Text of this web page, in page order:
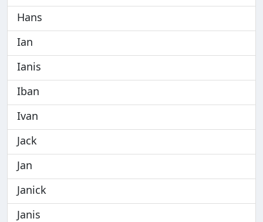
Hans
Ian
Ianis
Iban
Ivan
Jack
Jan
Janick
Janis